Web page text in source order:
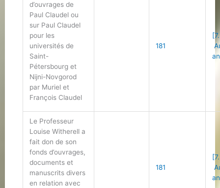
d’ouvrages de
Paul Claudel ou
sur Paul Claudel
pour les
universités de
Saint-
Pétersbourg et
Nijni-Novgorod
par Muriel et
François Claudel
181
Le Professeur
Louise Witherell a
fait don de son
fonds d’ouvrages,
documents et
manuscrits divers
en relation avec
181